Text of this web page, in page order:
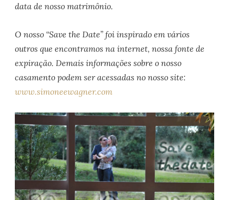
data de nosso matrimônio.
O nosso “Save the Date” foi inspirado em vários
outros que encontramos na internet, nossa fonte de
expiração. Demais informações sobre o nosso
casamento podem ser acessadas no nosso site:
www.simoneewagner.com